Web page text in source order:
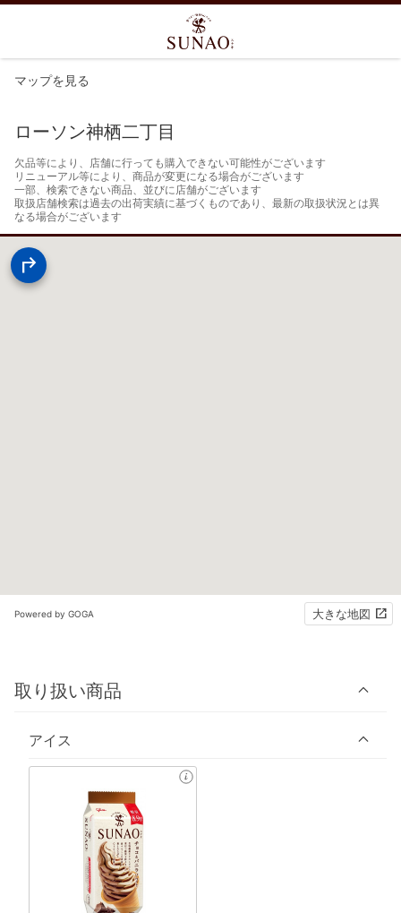
マップを見る
ローソン神栖二丁目
欠品等により、店舗に行っても購入できない可能性がございます
リニューアル等により、商品が変更になる場合がございます
一部、検索できない商品、並びに店舗がございます
取扱店舗検索は過去の出荷実績に基づくものであり、最新の取扱状況とは異
なる場合がございます
Powered by GOGA 大きな地図
取り扱い商品
アイス